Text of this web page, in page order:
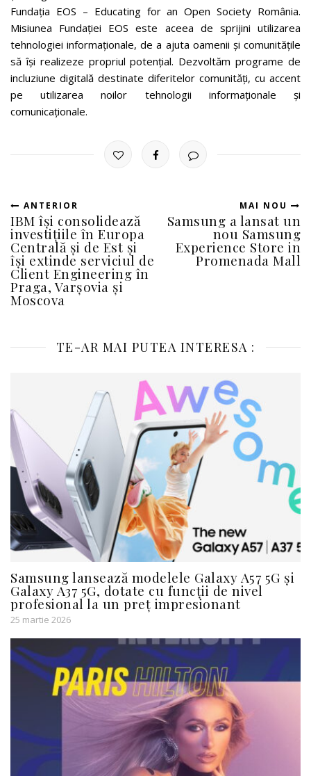
Fundația EOS – Educating for an Open Society România.
Misiunea Fundației EOS este aceea de sprijini utilizarea
tehnologiei informaționale, de a ajuta oamenii și comunitățile
să își realizeze propriul potențial. Dezvoltăm programe de
incluziune digitală destinate diferitelor comunități, cu accent
pe utilizarea noilor tehnologii informaționale și
comunicaționale.
ANTERIOR
IBM își consolidează
investițiile în Europa
Centrală și de Est și
își extinde serviciul de
Client Engineering în
Praga, Varșovia și
Moscova
MAI NOU
Samsung a lansat un
nou Samsung
Experience Store in
Promenada Mall
TE-AR MAI PUTEA INTERESA :
Samsung lansează modelele Galaxy A57 5G și
Galaxy A37 5G, dotate cu funcții de nivel
profesional la un preț impresionant
25 martie 2026